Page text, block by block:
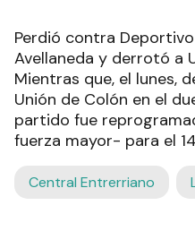
Perdió contra
Avellaneda y derrotó a
Mientras que, el lunes,
Unión de Colón en el
partido fue
fuerza mayor- para el
Central Entrerriano